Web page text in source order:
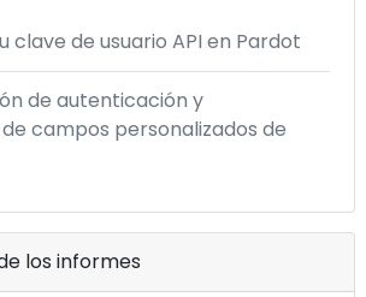
clave de usuario API en Pardot
de autenticación y
campos personalizados de
los informes